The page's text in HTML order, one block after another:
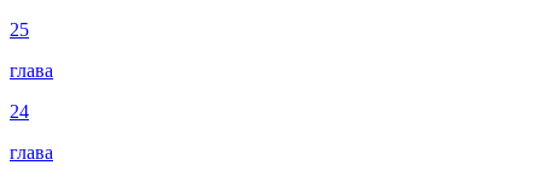
25
глава
24
глава